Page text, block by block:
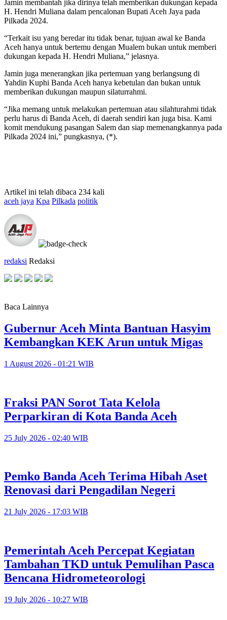
Jamin membantah jika dirinya telah memberikan dukungan kepada
H. Hendri Muliana dalam pencalonan Bupati Aceh Jaya pada
Pilkada 2024.
“Terkait isu yang beredar itu tidak benar, tujuan awal ke Banda
Aceh hanya untuk bertemu dengan Mualem bukan untuk memberi
dukungan kepada H. Hendri Muliana,” jelasnya.
Jamin juga menerangkan jika pertemuan yang berlangsung di
Yahdin Kuphi Banda Aceh hanya kebetulan dan bukan untuk
memberikan dukungan maupun silaturrahmi.
“Jika memang untuk melakukan pertemuan atau silahturahmi tidak
perlu harus di Banda Aceh, di daerah sendiri kan juga bisa. Kami
komit mendukung pasangan Salem dan siap memenangkannya pada
Pilkada 2024 ini,” pungkasnya, (*).
Artikel ini telah dibaca 234 kali
aceh jaya Kpa Pilkada politik
redaksi Redaksi
Baca Lainnya
Gubernur Aceh Minta Bantuan Hasyim
Kembangkan KEK Arun untuk Migas
1 August 2026 - 01:21 WIB
Fraksi PAN Sorot Tata Kelola
Perparkiran di Kota Banda Aceh
25 July 2026 - 02:40 WIB
Pemko Banda Aceh Terima Hibah Aset
Renovasi dari Pengadilan Negeri
21 July 2026 - 17:03 WIB
Pemerintah Aceh Percepat Kegiatan
Tambahan TKD untuk Pemulihan Pasca
Bencana Hidrometeorologi
19 July 2026 - 10:27 WIB